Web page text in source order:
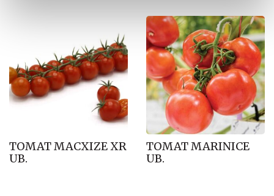
TOMAT MACXIZE XR
UB.
TOMAT MARINICE
UB.